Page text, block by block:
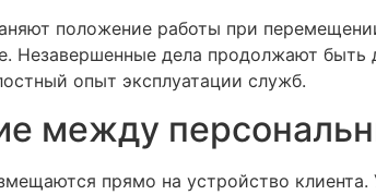
положение работы при
Незавершенные дела продолжают
опыт эксплуатации служб.
между
прямо на устройство